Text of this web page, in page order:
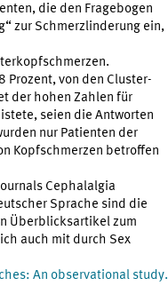
die den Fragebogen
zur Schmerzlinderung ein,
Prozent, von den Cluster-
der hohen Zahlen für
seien die Antworten
nur Patienten der
Kopfschmerzen betroffen
Cephalalgia
Sprache sind die
Überblicksartikel zum
auch mit durch Sex
An observational study.